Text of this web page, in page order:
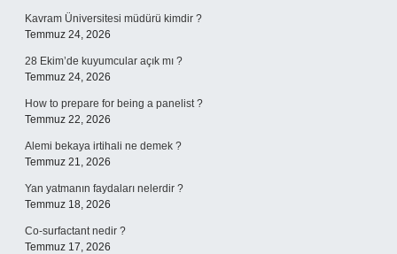
Kavram Üniversitesi müdürü kimdir ?
Temmuz 24, 2026
28 Ekim’de kuyumcular açık mı ?
Temmuz 24, 2026
How to prepare for being a panelist ?
Temmuz 22, 2026
Alemi bekaya irtihali ne demek ?
Temmuz 21, 2026
Yan yatmanın faydaları nelerdir ?
Temmuz 18, 2026
Co-surfactant nedir ?
Temmuz 17, 2026